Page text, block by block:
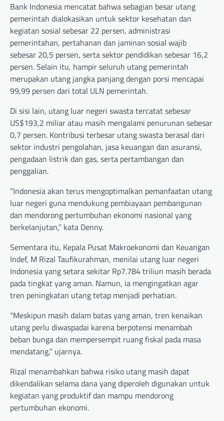
Bank Indonesia mencatat bahwa sebagian besar utang
pemerintah dialokasikan untuk sektor kesehatan dan
kegiatan sosial sebesar 22 persen, administrasi
pemerintahan, pertahanan dan jaminan sosial wajib
sebesar 20,5 persen, serta sektor pendidikan sebesar 16,2
persen. Selain itu, hampir seluruh utang pemerintah
merupakan utang jangka panjang dengan porsi mencapai
99,99 persen dari total ULN pemerintah.
Di sisi lain, utang luar negeri swasta tercatat sebesar
US$193,2 miliar atau masih mengalami penurunan sebesar
0,7 persen. Kontribusi terbesar utang swasta berasal dari
sektor industri pengolahan, jasa keuangan dan asuransi,
pengadaan listrik dan gas, serta pertambangan dan
penggalian.
“Indonesia akan terus mengoptimalkan pemanfaatan utang
luar negeri guna mendukung pembiayaan pembangunan
dan mendorong pertumbuhan ekonomi nasional yang
berkelanjutan,” kata Denny.
Sementara itu, Kepala Pusat Makroekonomi dan Keuangan
Indef, M Rizal Taufikurahman, menilai utang luar negeri
Indonesia yang setara sekitar Rp7.784 triliun masih berada
pada tingkat yang aman. Namun, ia mengingatkan agar
tren peningkatan utang tetap menjadi perhatian.
“Meskipun masih dalam batas yang aman, tren kenaikan
utang perlu diwaspadai karena berpotensi menambah
beban bunga dan mempersempit ruang fiskal pada masa
mendatang,” ujarnya.
Rizal menambahkan bahwa risiko utang masih dapat
dikendalikan selama dana yang diperoleh digunakan untuk
kegiatan yang produktif dan mampu mendorong
pertumbuhan ekonomi.